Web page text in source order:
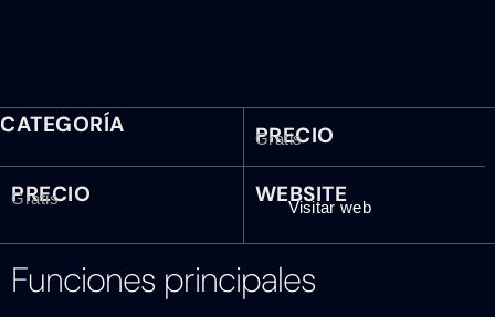
CATEGORÍA PRECIO
Gratis
PRECIO
Gratis WEBSITE
Visitar web
Funciones principales